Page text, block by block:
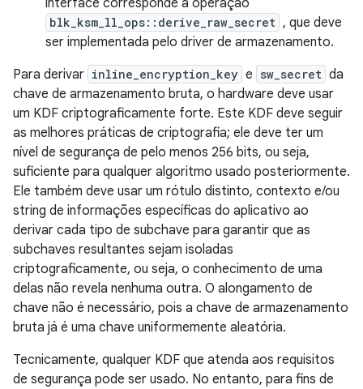
interface corresponde à operação
blk_ksm_ll_ops::derive_raw_secret , que deve
ser implementada pelo driver de armazenamento.
Para derivar inline_encryption_key e sw_secret da
chave de armazenamento bruta, o hardware deve usar
um KDF criptograficamente forte. Este KDF deve seguir
as melhores práticas de criptografia; ele deve ter um
nível de segurança de pelo menos 256 bits, ou seja,
suficiente para qualquer algoritmo usado posteriormente.
Ele também deve usar um rótulo distinto, contexto e/ou
string de informações específicas do aplicativo ao
derivar cada tipo de subchave para garantir que as
subchaves resultantes sejam isoladas
criptograficamente, ou seja, o conhecimento de uma
delas não revela nenhuma outra. O alongamento de
chave não é necessário, pois a chave de armazenamento
bruta já é uma chave uniformemente aleatória.
Tecnicamente, qualquer KDF que atenda aos requisitos
de segurança pode ser usado. No entanto, para fins de